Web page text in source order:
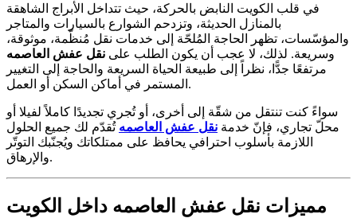
في قلب الكويت النابض بالحركة، حيث تتداخل الأبراج الشاهقة
بالمنازل الحديثة، وتزدحم الشوارع بالسيارات والمتاجر
والمؤسّسات، تظهر الحاجة المُلحّة إلى خدمات نقل مُنظّمة، موثوقة،
وسريعة. لذلك، لا عجب أن يكون الطلب على نقل عفش العاصمه
مرتفعًا جدًّا، نظراً إلى طبيعة الحياة السريعة والحاجة إلى التغيير
المستمر في أماكن السكن أو العمل.
سواءً كنت تنتقل من شقّة إلى أخرى، أو تُجري تجديدًا كاملاً لفيلا أو
محلّ تجاري، فإنّ خدمة نقل عفش العاصمه تُقدّم لك جميع الحلول
اللازمة بأسلوب احترافي يحافظ على ممتلكاتك ويُجنّبك التوتّر
والإرهاق.
مميزات نقل عفش العاصمه داخل الكويت